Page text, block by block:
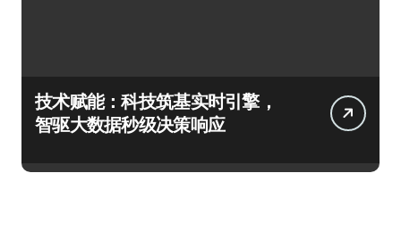
技术赋能：科技筑基实时引擎，
智驱大数据秒级决策响应